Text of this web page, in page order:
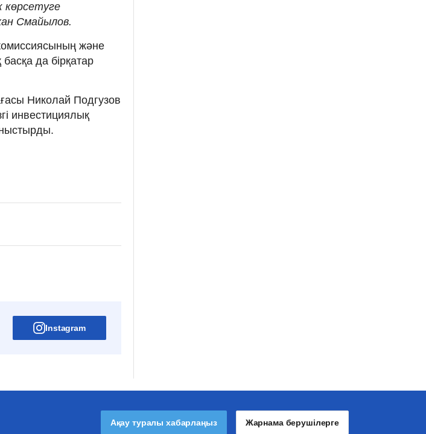
көрсетуге
Смайылов.
және
басқа да бірқатар
Николай Подгузов
инвестициялық
Instagram
Ақау туралы хабарлаңыз Жарнама берушілерге